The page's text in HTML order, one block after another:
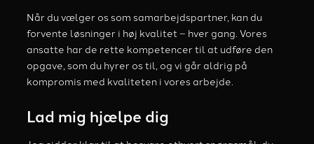
Når du vælger os som samarbejdspartner, kan du
forvente løsninger i høj kvalitet – hver gang. Vores
ansatte har de rette kompetencer til at udføre den
opgave, som du hyrer os til, og vi går aldrig på
kompromis med kvaliteten i vores arbejde.
Lad mig hjælpe dig